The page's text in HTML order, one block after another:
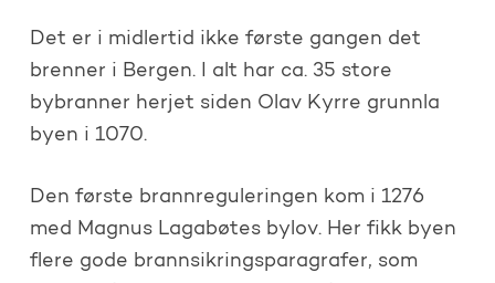
Det er i midlertid ikke første gangen det
brenner i Bergen. I alt har ca. 35 store
bybranner herjet siden Olav Kyrre grunnla
byen i 1070.
Den første brannreguleringen kom i 1276
med Magnus Lagabøtes bylov. Her fikk byen
flere gode brannsikringsparagrafer, som